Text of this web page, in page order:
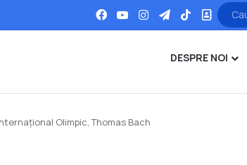
FacebookYouTubeInstagramTelegram
TikTokOffice
DESPRE NOI
Olimpic, Thomas Bach